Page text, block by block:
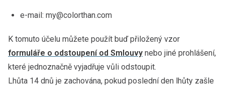
e-mail: my@colorthan.com
K tomuto účelu můžete použít buď přiložený vzor
formuláře o odstoupení od Smlouvy nebo jiné prohlášení,
které jednoznačně vyjadřuje vůli odstoupit.
Lhůta 14 dnů je zachována, pokud poslední den lhůty zašle